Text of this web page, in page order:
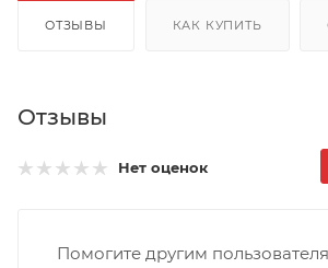
ОТЗЫВЫ КАК КУПИТЬ
Отзывы
Нет оценок
Помогите другим